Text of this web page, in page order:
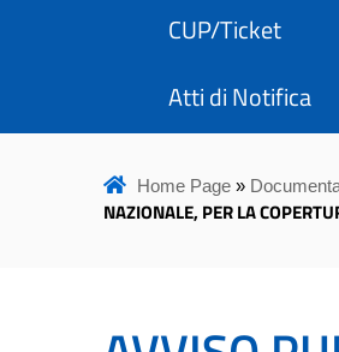
CUP/Ticket
Atti di Notifica
Home Page»
NAZIONALE, PER LA